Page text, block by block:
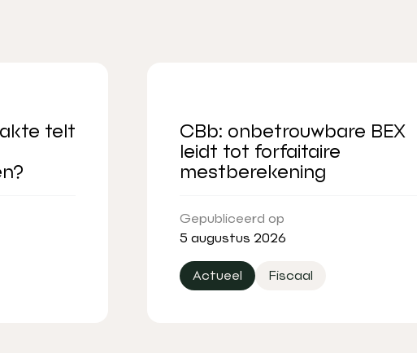
telt
CBb: onbetrouwbare BEX
leidt tot forfaitaire
mestberekening
Gepubliceerd op
5 augustus 2026
Actueel Fiscaal